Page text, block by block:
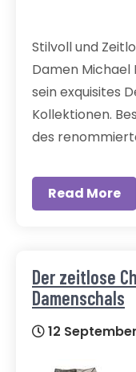
Stilvoll und
Damen
sein exquisites
Kollektionen.
des
Read More
Der zeitlose
Damenschals
12